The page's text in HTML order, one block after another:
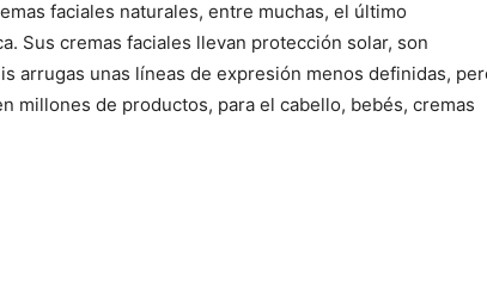
Más recomendable en invierno que en verano, pero
así que es encontrar el que a tí te vaya bien. Lo
del desodorante, varias son las teorías que apuntan a la
cáncer de mama. No sabemos que tanta verdad hay en
no?